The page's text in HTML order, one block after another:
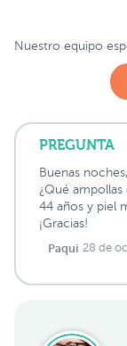
Nuestro equipo
PREGUNTA
Buenas noches,
¿Qué
44 años y piel
¡Gracias!
Paqui 28 de